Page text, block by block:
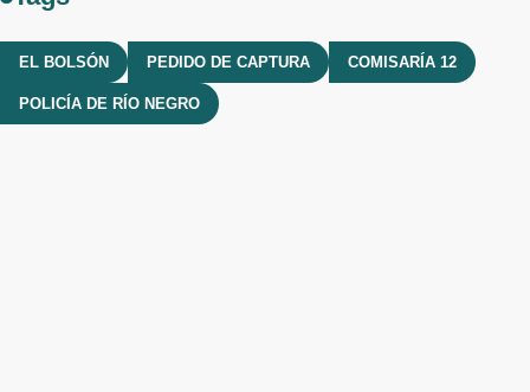
EL BOLSÓN PEDIDO DE CAPTURA COMISARÍA 12
POLICÍA DE RÍO NEGRO